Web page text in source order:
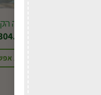
הקופסה
בחירת